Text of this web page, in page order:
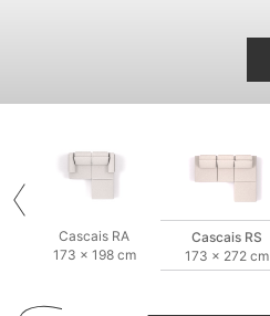
Cascais RA
173 × 198 cm
Cascais RS
173 × 272 cm